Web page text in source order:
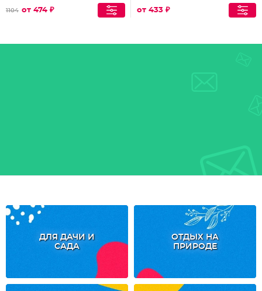
1104 от 474 ₽ от 433 ₽
ДЛЯ ДАЧИ И
САДА
ОТДЫХ НА
ПРИРОДЕ